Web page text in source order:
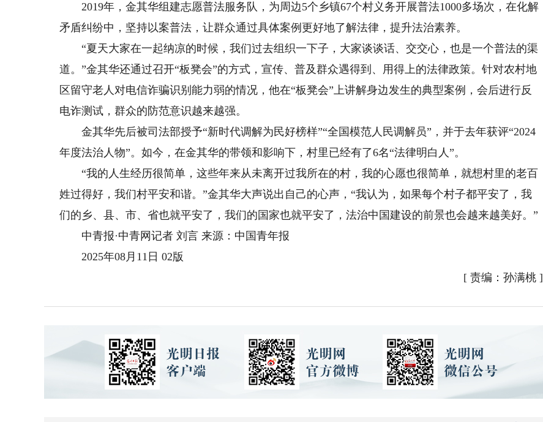
2019年，金其华组建志愿普法服务队，为周边5个乡镇67个村义务开展普法1000多场次，在化解
矛盾纠纷中，坚持以案普法，让群众通过具体案例更好地了解法律，提升法治素养。
“夏天大家在一起纳凉的时候，我们过去组织一下子，大家谈谈话、交交心，也是一个普法的渠
道。”金其华还通过召开“板凳会”的方式，宣传、普及群众遇得到、用得上的法律政策。针对农村地
区留守老人对电信诈骗识别能力弱的情况，他在“板凳会”上讲解身边发生的典型案例，会后进行反
电诈测试，群众的防范意识越来越强。
金其华先后被司法部授予“新时代调解为民好榜样”“全国模范人民调解员”，并于去年获评“2024
年度法治人物”。如今，在金其华的带领和影响下，村里已经有了6名“法律明白人”。
“我的人生经历很简单，这些年来从未离开过我所在的村，我的心愿也很简单，就想村里的老百
姓过得好，我们村平安和谐。”金其华大声说出自己的心声，“我认为，如果每个村子都平安了，我
们的乡、县、市、省也就平安了，我们的国家也就平安了，法治中国建设的前景也会越来越美好。”
中青报·中青网记者 刘言 来源：中国青年报
2025年08月11日 02版
[ 责编：孙满桃 ]